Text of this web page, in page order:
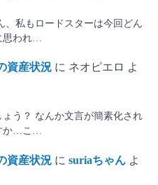
、私もロードスターは今回どん
思われ…
資産状況 に ネオピエロ よ
う？ なんか文言が簡素化され
か…こ…
資産状況 に suriaちゃん よ